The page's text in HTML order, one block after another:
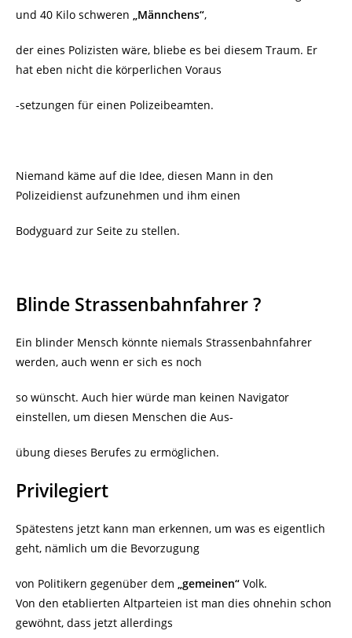
und 40 Kilo schweren „Männchens“,
der eines Polizisten wäre, bliebe es bei diesem Traum. Er
hat eben nicht die körperlichen Voraus
-setzungen für einen Polizeibeamten.
Niemand käme auf die Idee, diesen Mann in den
Polizeidienst aufzunehmen und ihm einen
Bodyguard zur Seite zu stellen.
Blinde Strassenbahnfahrer ?
Ein blinder Mensch könnte niemals Strassenbahnfahrer
werden, auch wenn er sich es noch
so wünscht. Auch hier würde man keinen Navigator
einstellen, um diesen Menschen die Aus-
übung dieses Berufes zu ermöglichen.
Privilegiert
Spätestens jetzt kann man erkennen, um was es eigentlich
geht, nämlich um die Bevorzugung
von Politikern gegenüber dem „gemeinen“ Volk.
Von den etablierten Altparteien ist man dies ohnehin schon
gewöhnt, dass jetzt allerdings